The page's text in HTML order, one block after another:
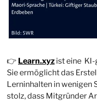
👉 Learn.xyz ist eine
Sie ermöglicht das
Lerninhalten in wenigen
stolz, dass Mitgründer